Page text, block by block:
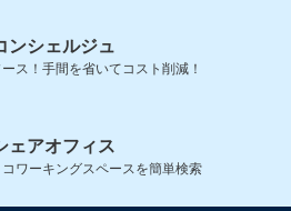
ンシェルジュ
ス！手間を省いてコスト削減！
ェアオフィス
ワーキングスペースを簡単検索